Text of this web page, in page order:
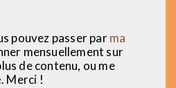
pouvez passer parma
mensuellement sur
de contenu, ou me
. Merci !